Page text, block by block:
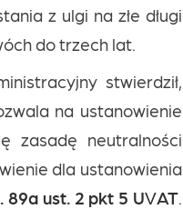
z ulgi na złe długi
do trzech lat.
stwierdził,
na ustanowienie
zasadę neutralności
dla ustanowienia
89a ust. 2 pkt 5 UVAT